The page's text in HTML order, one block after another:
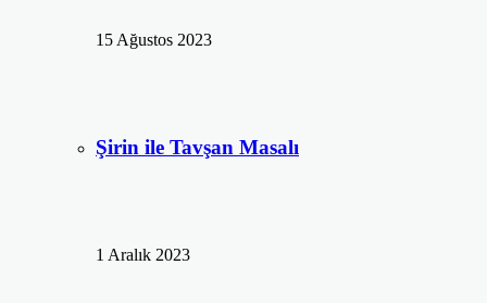
15 Ağustos 2023
Şirin ile Tavşan Masalı
1 Aralık 2023